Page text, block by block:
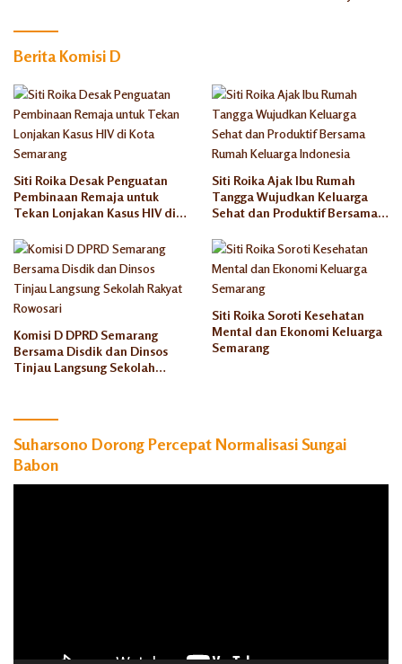
Semaran
Berita Komisi D
Siti Roika Desak Penguatan
Pembinaan Remaja untuk
Tekan Lonjakan Kasus HIV di
Siti Roika Ajak Ibu Rumah
Tangga Wujudkan Keluarga
Sehat dan Produktif Bersama
Komisi D DPRD Semarang
Bersama Disdik dan Dinsos
Tinjau Langsung Sekolah
Siti Roika Soroti Kesehatan
Mental dan Ekonomi Keluarga
Semarang
Suharsono Dorong Percepat Normalisasi Sungai
Babon